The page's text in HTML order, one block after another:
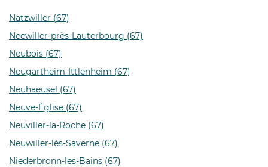
Natzwiller (67)
Neewiller-près-Lauterbourg (67)
Neubois (67)
Neugartheim-Ittlenheim (67)
Neuhaeusel (67)
Neuve-Église (67)
Neuviller-la-Roche (67)
Neuwiller-lès-Saverne (67)
Niederbronn-les-Bains (67)